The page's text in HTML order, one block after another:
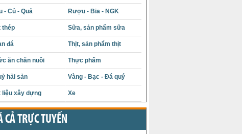
- Củ - Quả Rượu - Bia - NGK
thép Sữa, sản phẩm sữa
đá Thịt, sản phẩm thịt
ăn chăn nuôi Thực phẩm
hải sản Vàng - Bạc - Đá quý
liệu xây dựng Xe
CẢ TRỰC TUYẾN